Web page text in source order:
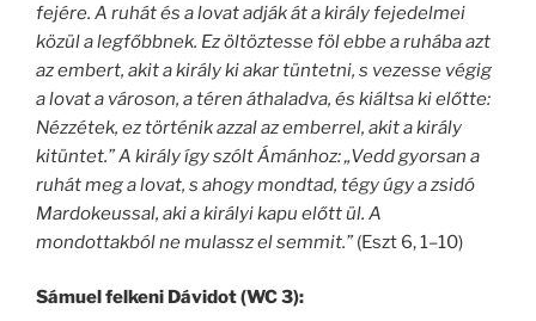
fejére. A ruhát és a lovat adják át a király fejedelmei
közül a legfőbbnek. Ez öltöztesse föl ebbe a ruhába azt
az embert, akit a király ki akar tüntetni, s vezesse végig
a lovat a városon, a téren áthaladva, és kiáltsa ki előtte:
Nézzétek, ez történik azzal az emberrel, akit a király
kitüntet.” A király így szólt Ámánhoz: „Vedd gyorsan a
ruhát meg a lovat, s ahogy mondtad, tégy úgy a zsidó
Mardokeussal, aki a királyi kapu előtt ül. A
mondottakból ne mulassz el semmit.” (Eszt 6, 1–10)
Sámuel felkeni Dávidot (WC 3):